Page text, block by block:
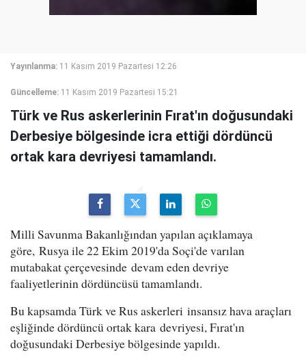
Yayınlanma: 11 Kasım 2019 Pazartesi 12:26
Güncelleme: 11 Kasım 2019 Pazartesi 15:21
Türk ve Rus askerlerinin Fırat'ın doğusundaki
Derbesiye bölgesinde icra ettiği dördüncü
ortak kara devriyesi tamamlandı.
Milli Savunma Bakanlığından yapılan açıklamaya
göre, Rusya ile 22 Ekim 2019'da Soçi'de varılan
mutabakat çerçevesinde devam eden devriye
faaliyetlerinin dördüncüsü tamamlandı.
Bu kapsamda Türk ve Rus askerleri insansız hava araçları
eşliğinde dördüncü ortak kara devriyesi, Fırat'ın
doğusundaki Derbesiye bölgesinde yapıldı.